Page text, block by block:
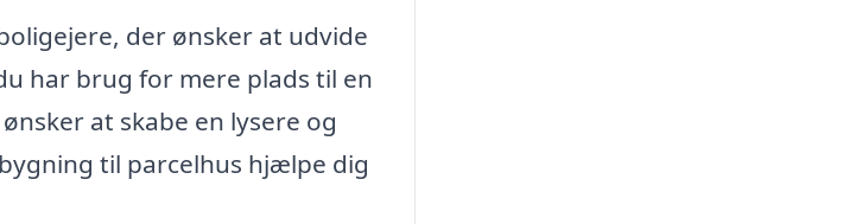
der ønsker at udvide
har brug for mere plads til en
at skabe en lysere og
til parcelhus hjælpe dig